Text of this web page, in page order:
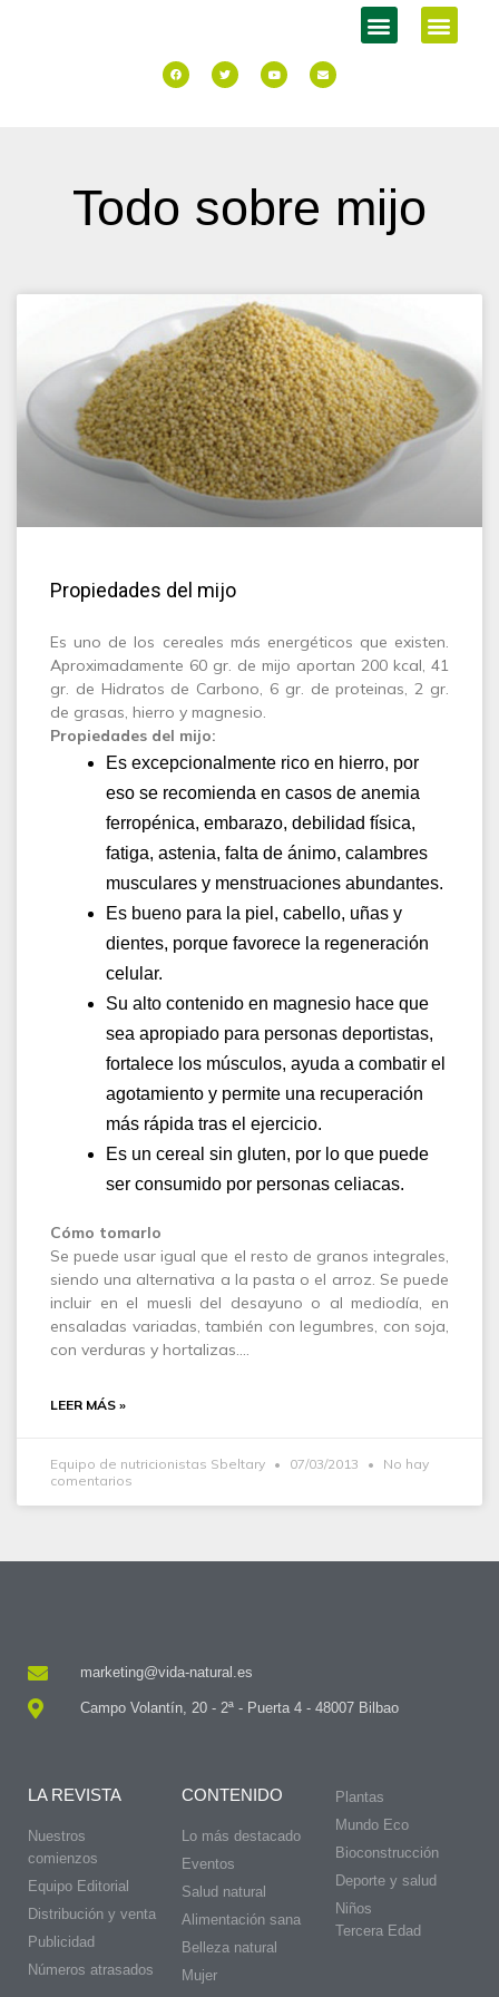
Todo sobre mijo
Propiedades del mijo
Es uno de los cereales más energéticos que existen.
Aproximadamente 60 gr. de mijo aportan 200 kcal, 41
gr. de Hidratos de Carbono, 6 gr. de proteinas, 2 gr.
de grasas, hierro y magnesio.
Propiedades del mijo:
Es excepcionalmente rico en hierro, por
eso se recomienda en casos de anemia
ferropénica, embarazo, debilidad física,
fatiga, astenia, falta de ánimo, calambres
musculares y menstruaciones abundantes.
Es bueno para la piel, cabello, uñas y
dientes, porque favorece la regeneración
celular.
Su alto contenido en magnesio hace que
sea apropiado para personas deportistas,
fortalece los músculos, ayuda a combatir el
agotamiento y permite una recuperación
más rápida tras el ejercicio.
Es un cereal sin gluten, por lo que puede
ser consumido por personas celiacas.
Cómo tomarlo
Se puede usar igual que el resto de granos integrales,
siendo una alternativa a la pasta o el arroz. Se puede
incluir en el muesli del desayuno o al mediodía, en
ensaladas variadas, también con legumbres, con soja,
con verduras y hortalizas.…
LEER MÁS »
Equipo de nutricionistas Sbeltary 07/03/2013
No hay
comentarios
marketing@vida-natural.es
Campo Volantín, 20 - 2ª - Puerta 4 - 48007 Bilbao
LA REVISTA
Nuestros
comienzos
Equipo Editorial
Distribución y venta
Publicidad
Números atrasados
CONTENIDO
Lo más destacado
Eventos
Salud natural
Alimentación sana
Belleza natural
Mujer
Plantas
Mundo Eco
Bioconstrucción
Deporte y salud
Niños
Tercera Edad